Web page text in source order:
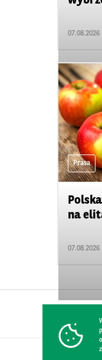
07.08.2026
Prasa
na
07.08.2026